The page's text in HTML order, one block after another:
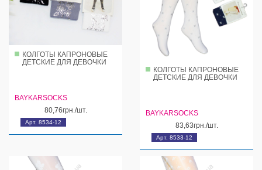
Арт. 8534-12
КОЛГОТЫ КАПРОНОВЫЕ
ДЕТСКИЕ ДЛЯ ДЕВОЧКИ
BAYKARSOCKS
80,76грн./шт.
Арт. 8533-12
КОЛГОТЫ КАПРОНОВЫЕ
ДЕТСКИЕ ДЛЯ ДЕВОЧКИ
BAYKARSOCKS
83,63грн./шт.